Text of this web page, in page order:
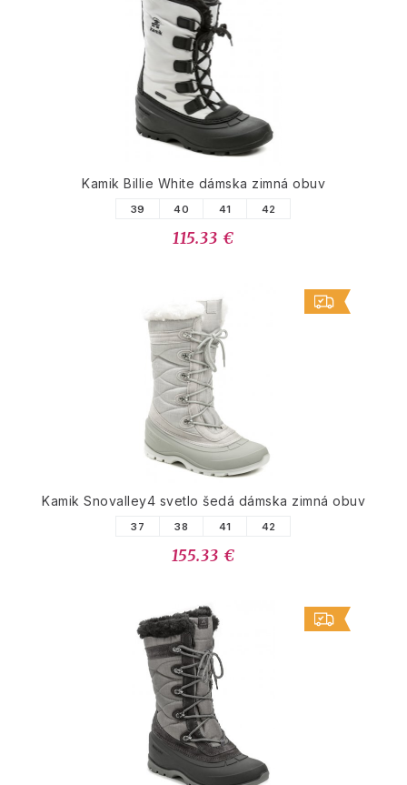
Kamik Billie White dámska zimná obuv
39 40 41 42
115.33 €
Kamik Snovalley4 svetlo šedá dámska zimná obuv
37 38 41 42
155.33 €